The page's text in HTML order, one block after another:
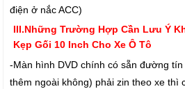
điện ở nắc ACC)
III.Những Trường Hợp Cần Lưu Ý
Kẹp Gối 10 Inch Cho Xe Ô Tô
-Màn hình DVD chính có sẵn đường
thêm ngoài không) phải zin theo xe thì